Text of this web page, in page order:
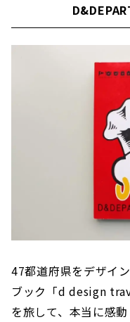
47都道府県をデザイ
ブック「d design
を旅して、本当に感